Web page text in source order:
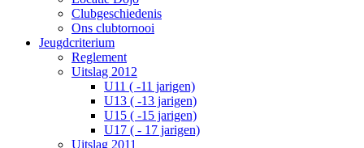
Clubgeschiedenis
Ons clubtornooi
Jeugdcriterium
Reglement
Uitslag 2012
U11 ( -11 jarigen)
U13 ( -13 jarigen)
U15 ( -15 jarigen)
U17 ( - 17 jarigen)
Uitslag 2011